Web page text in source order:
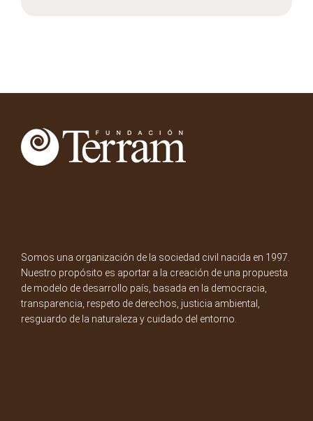
Somos una organización de la sociedad civil nacida en 1997.
Nuestro propósito es aportar a la creación de una propuesta
de modelo de desarrollo país, basada en la democracia,
transparencia, respeto de derechos, justicia ambiental,
resguardo de la naturaleza y cuidado del entorno.